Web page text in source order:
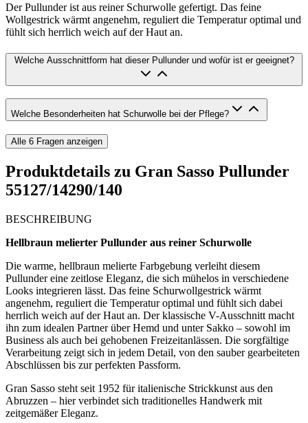
Der Pullunder ist aus reiner Schurwolle gefertigt. Das feine
Wollgestrick wärmt angenehm, reguliert die Temperatur optimal und
fühlt sich herrlich weich auf der Haut an.
Welche Ausschnittform hat dieser Pullunder und wofür ist er geeignet?
Welche Besonderheiten hat Schurwolle bei der Pflege?
Alle 6 Fragen anzeigen
Produktdetails zu Gran Sasso Pullunder
55127/14290/140
BESCHREIBUNG
Hellbraun melierter Pullunder aus reiner Schurwolle
Die warme, hellbraun melierte Farbgebung verleiht diesem
Pullunder eine zeitlose Eleganz, die sich mühelos in verschiedene
Looks integrieren lässt. Das feine Schurwollgestrick wärmt
angenehm, reguliert die Temperatur optimal und fühlt sich dabei
herrlich weich auf der Haut an. Der klassische V-Ausschnitt macht
ihn zum idealen Partner über Hemd und unter Sakko – sowohl im
Business als auch bei gehobenen Freizeitanlässen. Die sorgfältige
Verarbeitung zeigt sich in jedem Detail, von den sauber gearbeiteten
Abschlüssen bis zur perfekten Passform.
Gran Sasso steht seit 1952 für italienische Strickkunst aus den
Abruzzen – hier verbindet sich traditionelles Handwerk mit
zeitgemäßer Eleganz.